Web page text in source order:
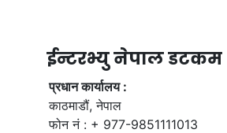
ईन्टरभ्यु नेपाल डटकम
प्रधान कार्यालय :
काठमाडौं, नेपाल
फोन नं : + 977-9851111013